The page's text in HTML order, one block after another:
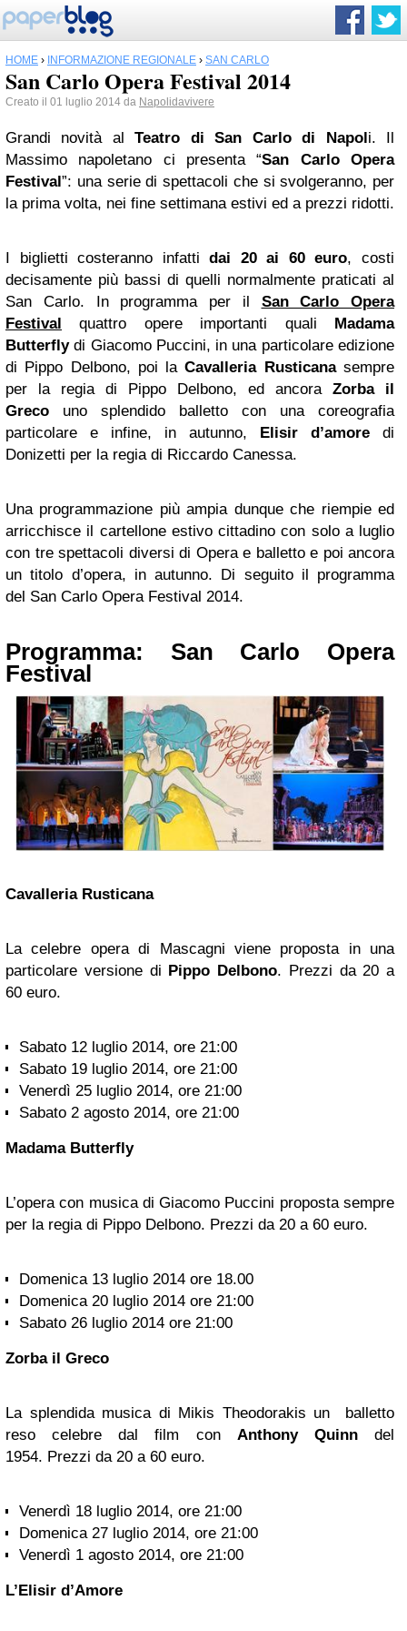
HOME › INFORMAZIONE REGIONALE › SAN CARLO
San Carlo Opera Festival 2014
Creato il 01 luglio 2014 da Napolidavivere
Grandi novità alTeatro diSan Carlodi Napoli. Il
Massimo napoletano ci presenta “San Carlo Opera
Festival”: una serie di spettacoli che si svolgeranno, per
la prima volta, nei fine settimana estivi ed a prezzi ridotti.
I biglietti costeranno infattidai 20 ai 60 euro, costi
decisamente più bassi di quelli normalmente praticati al
San Carlo. In programma per il San Carlo Opera
Festival quattro opere importanti quali Madama
Butterflydi Giacomo Puccini, in una particolare edizione
di Pippo Delbono, poi laCavalleria Rusticanasempre
per la regia di Pippo Delbono, ed ancora Zorba il
Greco uno splendido balletto con una coreografia
particolare e infine, in autunno, Elisir d’amore di
Donizetti per la regia di Riccardo Canessa.
Una programmazione più ampia dunque che riempie ed
arricchisce il cartellone estivo cittadino con solo a luglio
con tre spettacoli diversi di Opera e balletto e poi ancora
un titolo d’opera, in autunno. Di seguito il programma
del San Carlo Opera Festival 2014.
Programma: San Carlo Opera
Festival
Cavalleria Rusticana
La celebre opera di Mascagni viene proposta in una
particolare versione di Pippo Delbono. Prezzi da 20 a
60 euro.
Sabato 12 luglio 2014, ore 21:00
Sabato 19 luglio 2014, ore 21:00
Venerdì 25 luglio 2014, ore 21:00
Sabato 2 agosto 2014, ore 21:00
Madama Butterfly
L’opera con musica di Giacomo Puccini proposta sempre
per la regia di Pippo Delbono. Prezzi da 20 a 60 euro.
Domenica 13 luglio 2014 ore 18.00
Domenica 20 luglio 2014 ore 21:00
Sabato 26 luglio 2014 ore 21:00
Zorba il Greco
La splendida musica di Mikis Theodorakis un balletto
reso celebre dal film con Anthony Quinndel
1954. Prezzi da 20 a 60 euro.
Venerdì 18 luglio 2014, ore 21:00
Domenica 27 luglio 2014, ore 21:00
Venerdì 1 agosto 2014, ore 21:00
L’Elisir d’Amore